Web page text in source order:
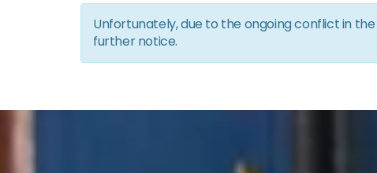
Unfortunately, due to the ongoing conflict in
further notice.